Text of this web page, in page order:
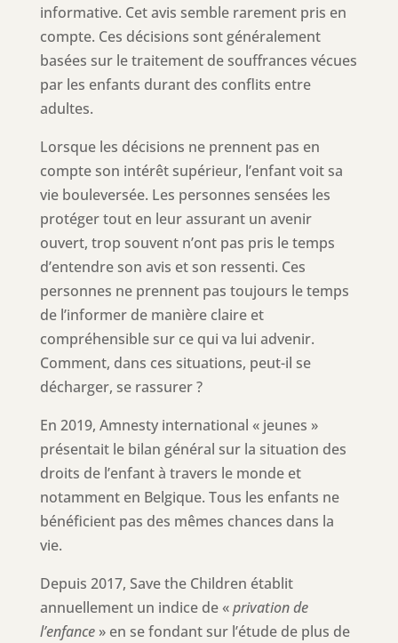
informative. Cet avis semble rarement pris en
compte. Ces décisions sont généralement
basées sur le traitement de souffrances vécues
par les enfants durant des conflits entre
adultes.
Lorsque les décisions ne prennent pas en
compte son intérêt supérieur, l’enfant voit sa
vie bouleversée. Les personnes sensées les
protéger tout en leur assurant un avenir
ouvert, trop souvent n’ont pas pris le temps
d’entendre son avis et son ressenti. Ces
personnes ne prennent pas toujours le temps
de l’informer de manière claire et
compréhensible sur ce qui va lui advenir.
Comment, dans ces situations, peut-il se
décharger, se rassurer ?
En 2019, Amnesty international « jeunes »
présentait le bilan général sur la situation des
droits de l’enfant à travers le monde et
notamment en Belgique. Tous les enfants ne
bénéficient pas des mêmes chances dans la
vie.
Depuis 2017, Save the Children établit
annuellement un indice de «privation de
l’enfance» en se fondant sur l’étude de plus de